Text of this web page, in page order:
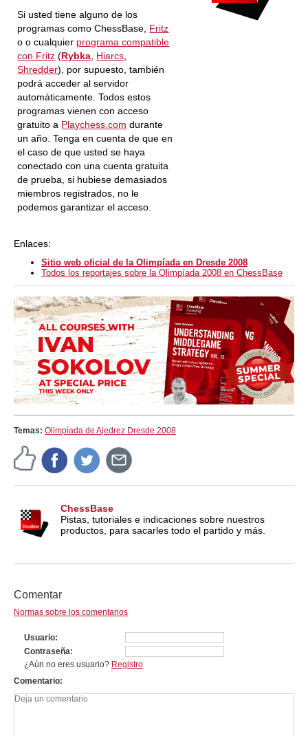
Si usted tiene alguno de los
programas como ChessBase, Fritz
o o cualquier programa compatible
con Fritz (Rybka Hiarcs
Shredder), por supuesto, también
podrá acceder al servidor
automáticamente. Todos estos
programas vienen con acceso
gratuito a Playchess.com durante
un año. Tenga en cuenta de que en
el caso de que usted se haya
conectado con una cuenta gratuita
de prueba, si hubiese demasiados
miembros registrados, no le
podemos garantizar el acceso.
Enlaces:
Sitio web oficial de la Olimpíada en Dresde 2008
Todos los reportajes sobre la Olimpíada 2008 en ChessBase
Temas: Olimpíada de Ajedrez Dresde 2008
ChessBase
Pistas, tutoriales e indicaciones sobre nuestros
productos, para sacarles todo el partido y más.
Comentar
Normas sobre los comentarios
Usuario
Contraseña
¿Aún no eres usuario? Registro
Comentario